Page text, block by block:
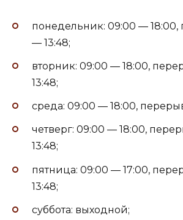
понедельник: 09:00 — 18:00,
— 13:48;
вторник: 09:00 — 18:00,
13:48;
среда: 09:00 — 18:00,
четверг: 09:00 — 18:00,
13:48;
пятница: 09:00 — 17:00,
13:48;
суббота: выходной;